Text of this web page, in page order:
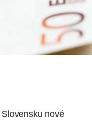
nové